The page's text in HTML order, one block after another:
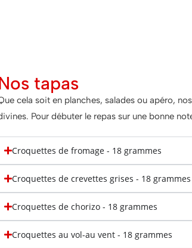
tapas
cela soit en planches, salades ou apéro,
Pour débuter le repas sur une bonne
Croquettes de fromage - 18 grammes
Croquettes de crevettes grises - 18 grammes
Croquettes de chorizo - 18 grammes
Croquettes au vol-au vent - 18 grammes